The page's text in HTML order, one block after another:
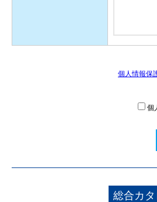
個人情報保
個
総合カ